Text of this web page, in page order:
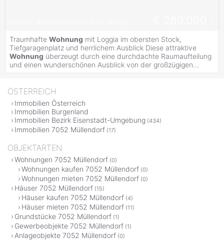
Traumhafte Wohnung mit Loggia im obersten Stock,
Tiefgaragenplatz und herrlichem Ausblick Diese attraktive
Wohnung überzeugt durch eine durchdachte Raumaufteilung
und einen wunderschönen Ausblick von der großzügigen...
ÖSTERREICH
Immobilien Österreich
Immobilien Burgenland
Immobilien Bezirk Eisenstadt-Umgebung (434)
Immobilien 7052 Müllendorf (17)
OBJEKTARTEN
Wohnungen 7052 Müllendorf (0)
Wohnungen kaufen 7052 Müllendorf (0)
Wohnungen mieten 7052 Müllendorf (0)
Häuser 7052 Müllendorf (15)
Häuser kaufen 7052 Müllendorf (4)
Häuser mieten 7052 Müllendorf (11)
Grundstücke 7052 Müllendorf (1)
Gewerbeobjekte 7052 Müllendorf (1)
Anlageobjekte 7052 Müllendorf (0)